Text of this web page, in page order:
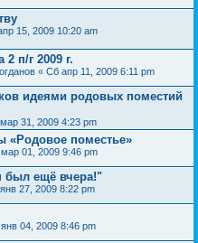
15, 2009 10:20 am
п/г 2009 г.
« Сб апр 11, 2009 6:11 pm
идеями родовых поместий
31, 2009 4:23 pm
«Родовое поместье»
01, 2009 9:46 pm
был ещё вчера!"
27, 2009 8:22 pm
04, 2009 8:46 pm